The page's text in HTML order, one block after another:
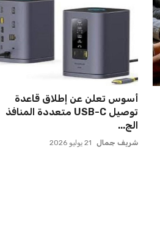
أسوس تعلن عن إطلاق قاعدة
توصيل USB-C متعددة المنافذ
الج...
شريف جمال 21 يوليو 2026